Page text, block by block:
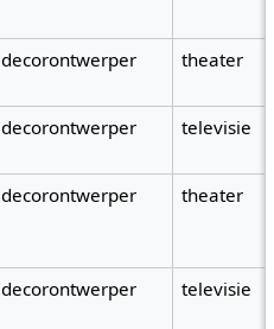
decorontwerper theater
decorontwerper televisie
decorontwerper theater
decorontwerper televisie